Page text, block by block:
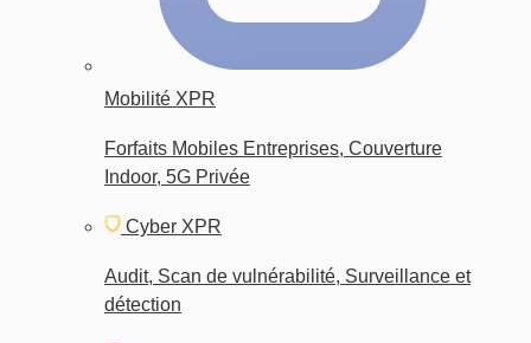
Mobilité XPR
Forfaits Mobiles Entreprises, Couverture
Indoor, 5G Privée
Cyber XPR
Audit, Scan de vulnérabilité, Surveillance et
détection